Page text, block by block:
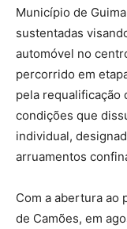
Município de
sustentadas
automóvel no
percorrido em
pela requalificação
condições que
individual,
arruamentos
Com a abertura ao
de Camões, em